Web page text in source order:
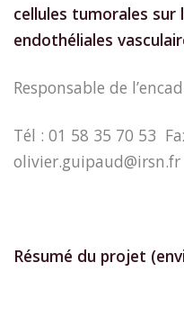
cellules tumorales sur
endothéliales
Responsable de
Tél : 01 58 35 70 53
olivier.guipaud@irsn.fr
Résumé du projet